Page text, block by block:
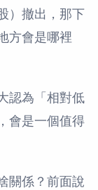
）撤出，那下
方會是哪裡
認為「相對低
會是一個值得
關係？前面說